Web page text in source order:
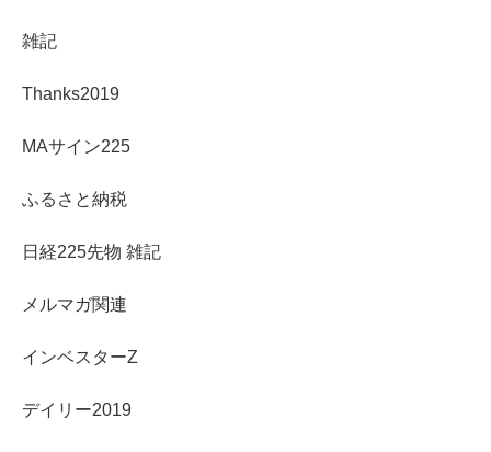
雑記
Thanks2019
MAサイン225
ふるさと納税
日経225先物 雑記
メルマガ関連
インベスターZ
デイリー2019